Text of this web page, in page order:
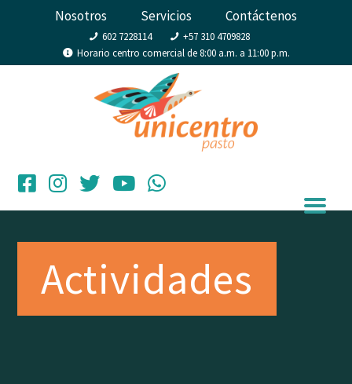
Nosotros Servicios Contáctenos
602 7228114
+57 310 4709828
Horario centro comercial de 8:00 a.m. a 11:00 p.m.